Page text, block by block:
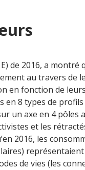
de 2016, a montré
au travers de
en fonction de
en 8 types de
un axe en 4 pôles
et les
2016, les
représentaient
de vies (les